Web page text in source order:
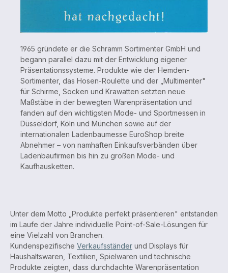
1965 gründete er die Schramm Sortimenter GmbH und
begann parallel dazu mit der Entwicklung eigener
Präsentationssysteme. Produkte wie der Hemden-
Sortimenter, das Hosen-Roulette und der „Multimenter"
für Schirme, Socken und Krawatten setzten neue
Maßstäbe in der bewegten Warenpräsentation und
fanden auf den wichtigsten Mode- und Sportmessen in
Düsseldorf, Köln und München sowie auf der
internationalen Ladenbaumesse EuroShop breite
Abnehmer – von namhaften Einkaufsverbänden über
Ladenbaufirmen bis hin zu großen Mode- und
Kaufhausketten.
Unter dem Motto „Produkte perfekt präsentieren" entstanden
im Laufe der Jahre individuelle Point-of-Sale-Lösungen für
eine Vielzahl von Branchen.
Kundenspezifische Verkaufsständer und Displays für
Haushaltswaren, Textilien, Spielwaren und technische
Produkte zeigten, dass durchdachte Warenpräsentation